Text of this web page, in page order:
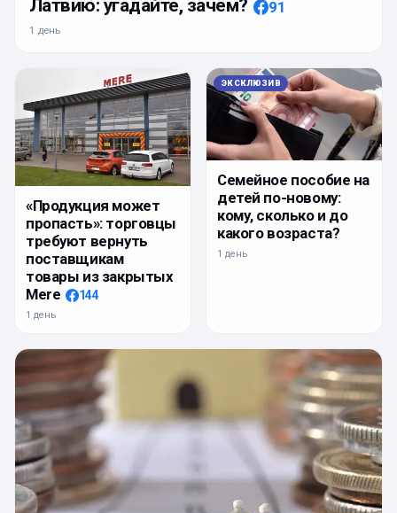
Латвию: угадайте, зачем?
91
1 день
«Продукция может
пропасть»: торговцы
требуют вернуть
поставщикам
товары из закрытых
Mere
144
1 день
ЭКСКЛЮЗИВ
Семейное пособие на
детей по-новому:
кому, сколько и до
какого возраста?
1 день